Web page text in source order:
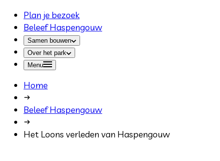
Plan je bezoek
Beleef Haspengouw
Samen bouwen
Over het park
Menu
Home
Beleef Haspengouw
Het Loons verleden van Haspengouw